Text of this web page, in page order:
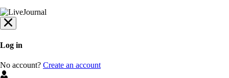
Log in
No account? Create an account